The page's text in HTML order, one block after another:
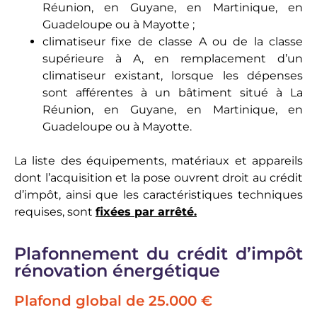
Réunion, en Guyane, en Martinique, en
Guadeloupe ou à Mayotte ;
climatiseur fixe de classe A ou de la classe
supérieure à A, en remplacement d’un
climatiseur existant, lorsque les dépenses
sont afférentes à un bâtiment situé à La
Réunion, en Guyane, en Martinique, en
Guadeloupe ou à Mayotte.
La liste des équipements, matériaux et appareils
dont l’acquisition et la pose ouvrent droit au crédit
d’impôt, ainsi que les caractéristiques techniques
requises, sont fixées par arrêté.
Plafonnement du crédit d’impôt
rénovation énergétique
Plafond global de 25.000 €